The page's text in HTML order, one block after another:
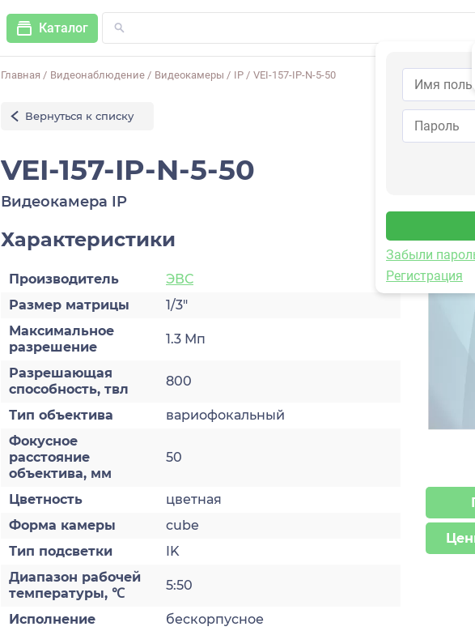
Каталог
Забыли
Регистрация
Главная / Видеонаблюдение / Видеокамеры / IP / VEI-157-IP-N-5-50
Вернуться к списку
VEI-157-IP-N-5-50
Видеокамера IP
Характеристики
Производитель
ЭВС
Размер матрицы
1/3″
Максимальное
разрешение
1.3 Мп
Разрешающая
способность, твл
800
Тип объектива
вариофокальный
Фокусное
расстояние
объектива, мм
50
Цветность
цветная
Форма камеры
cube
Тип подсветки
IK
Диапазон рабочей
температуры, ℃
5:50
Исполнение
бескорпусное